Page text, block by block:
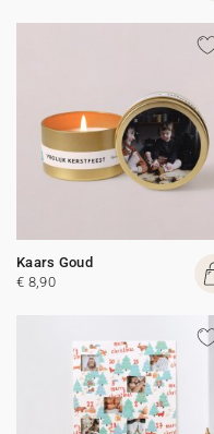
Kaars Goud
€ 8,90